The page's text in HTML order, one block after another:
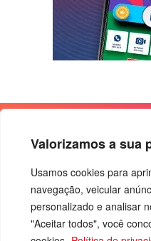
Valorizamos a sua
Usamos cookies para
navegação, veicular
personalizado e analisar
"Aceitar todos", você